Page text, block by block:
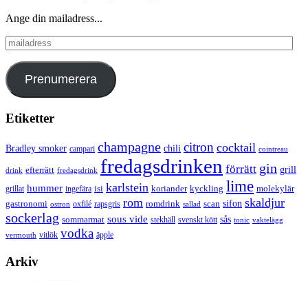
Ange din mailadress...
mailadress
Prenumerera
Etiketter
Bradley smoker campari champagne chili citron cocktail cointreau
drink efterrätt fredagsdrink fredagsdrinken förrätt gin grill
grillat hummer ingefära isi karlstein koriander kyckling lime molekylär
gastronomi ostron oxfilé rapsgris rom romdrink sallad scan sifon skaldjur
sockerlag sommarmat sous vide stekhäll svenskt kött sås tonic vaktelägg
vermouth vitlök vodka äpple
Arkiv